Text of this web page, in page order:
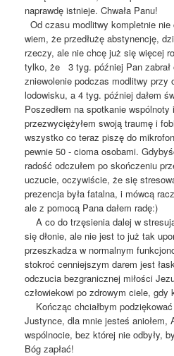
naprawdę istnieje. Chwała Panu!
Od czasu modlitwy kompletnie
wiem, że przedłużę abstynencję,
rzeczy, ale nie chcę już się więcej
tylko, że 3 tyg. później Pan zabrał
zniewolenie podczas modlitwy przy
lodowisku, a 4 tyg. później dałem
Poszedłem na spotkanie
przezwyciężyłem swoją traumę i
wszystko co teraz piszę do
pewnie 50 - cioma osobami.
radość odczułem po skończeniu
uczucie, oczywiście, że się
prezencja była fatalna, i mówcą
ale z pomocą Pana dałem radę:)
A co do trzęsienia dalej w
się dłonie, ale nie jest to już tak
przeszkadza w normalnym
stokroć cenniejszym darem jest
odczucia bezgranicznej miłości
człowiekowi po zdrowym ciele, gdy
Kończąc chciałbym
Justynce, dla mnie jesteś
wspólnocie, bez której nie odbyły,
Bóg zapłać!